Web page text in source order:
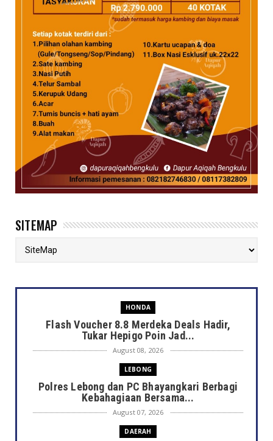
SITEMAP
HONDA
Flash Voucher 8.8 Merdeka Deals Hadir,
Tukar Hepigo Poin Jad...
August 08, 2026
LEBONG
Polres Lebong dan PC Bhayangkari Berbagi
Kebahagiaan Bersama...
August 07, 2026
DAERAH